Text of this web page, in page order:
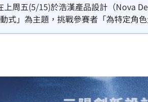
！憶亡父淚崩 16:56
繁發抖粉心疼 16:47
上周五(5/15)於浩漢產品設計（Nova
式」為主題，挑戰參賽者「為特定角
學與台北科技大學新秀聯手設計的跨
計實力。